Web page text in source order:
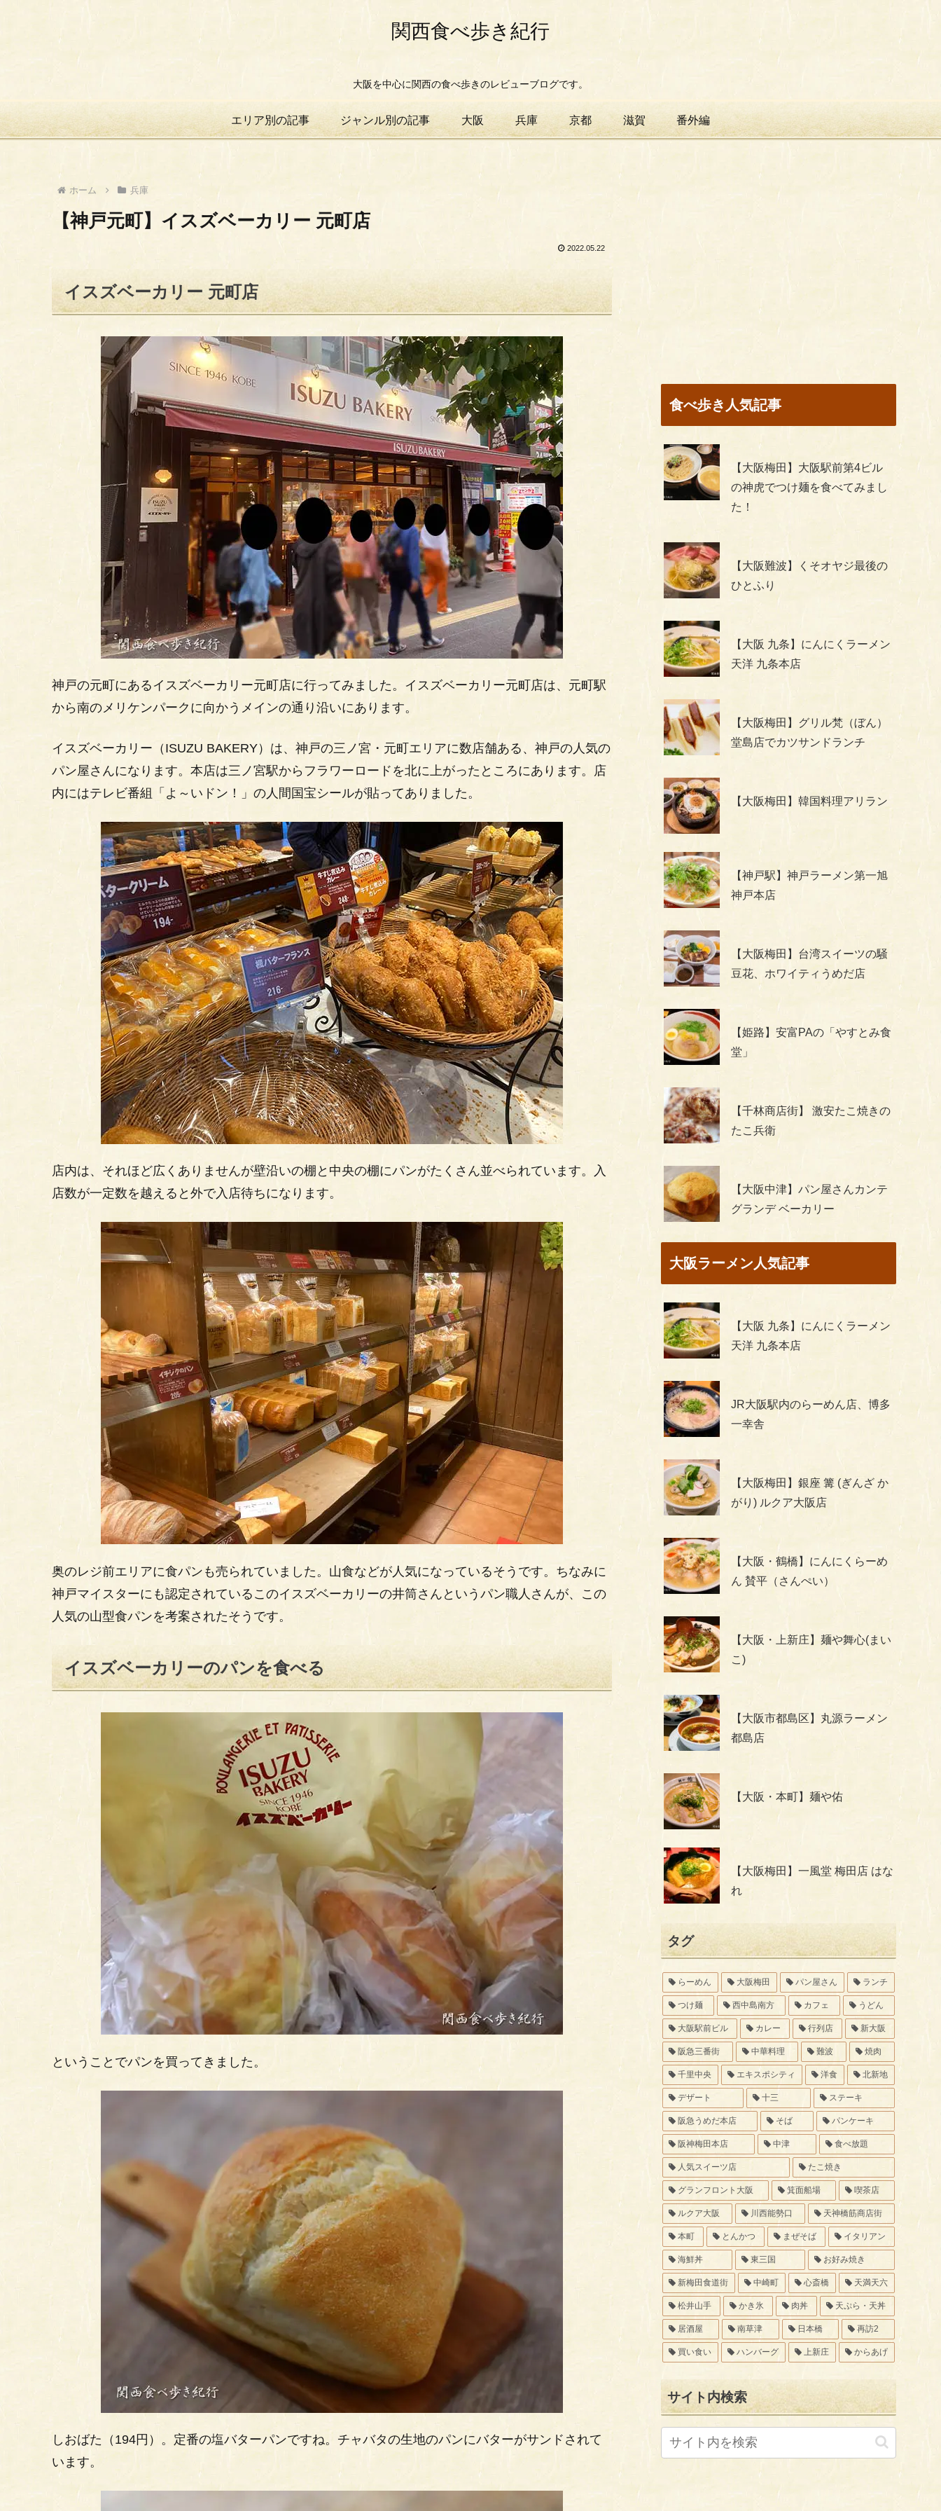
関西食べ歩き紀行
大阪を中心に関西の食べ歩きのレビューブログです。
エリア別の記事 ジャンル別の記事 大阪 兵庫 京都 滋賀 番外編
ホーム 兵庫
【神戸元町】イスズベーカリー 元町店
2022.05.22
イスズベーカリー 元町店
神戸の元町にあるイスズベーカリー元町店に行ってみました。イスズベーカリー元町店は、元町駅
から南のメリケンパークに向かうメインの通り沿いにあります。
イスズベーカリー（ISUZU BAKERY）は、神戸の三ノ宮・元町エリアに数店舗ある、神戸の人気の
パン屋さんになります。本店は三ノ宮駅からフラワーロードを北に上がったところにあります。店
内にはテレビ番組「よ～いドン！」の人間国宝シールが貼ってありました。
店内は、それほど広くありませんが壁沿いの棚と中央の棚にパンがたくさん並べられています。入
店数が一定数を越えると外で入店待ちになります。
奥のレジ前エリアに食パンも売られていました。山食などが人気になっているそうです。ちなみに
神戸マイスターにも認定されているこのイスズベーカリーの井筒さんというパン職人さんが、この
人気の山型食パンを考案されたそうです。
イスズベーカリーのパンを食べる
ということでパンを買ってきました。
しおばた（194円）。定番の塩バターパンですね。チャバタの生地のパンにバターがサンドされて
います。
食べ歩き人気記事
【大阪梅田】大阪駅前第4ビル
の神虎でつけ麺を食べてみまし
た！
【大阪難波】くそオヤジ最後の
ひとふり
【大阪 九条】にんにくラーメン
天洋 九条本店
【大阪梅田】グリル梵（ぼん）
堂島店でカツサンドランチ
【大阪梅田】韓国料理アリラン
【神戸駅】神戸ラーメン第一旭
神戸本店
【大阪梅田】台湾スイーツの騒
豆花、ホワイティうめだ店
【姫路】安富PAの「やすとみ食
堂」
【千林商店街】 激安たこ焼きの
たこ兵衛
【大阪中津】パン屋さんカンテ
グランデ ベーカリー
大阪ラーメン人気記事
【大阪 九条】にんにくラーメン
天洋 九条本店
JR大阪駅内のらーめん店、博多
一幸舎
【大阪梅田】銀座 篝 (ぎんざ か
がり) ルクア大阪店
【大阪・鶴橋】にんにくらーめ
ん 賛平（さんぺい）
【大阪・上新庄】麺や舞心(まい
こ)
【大阪市都島区】丸源ラーメン
都島店
【大阪・本町】麺や佑
【大阪梅田】一風堂 梅田店 はな
れ
タグ
らーめん 大阪梅田 パン屋さん ランチ
つけ麺 西中島南方 カフェ うどん
大阪駅前ビル カレー 行列店 新大阪
阪急三番街 中華料理 難波 焼肉
千里中央 エキスポシティ 洋食 北新地
デザート 十三 ステーキ
阪急うめだ本店 そば パンケーキ
阪神梅田本店 中津 食べ放題
人気スイーツ店 たこ焼き
グランフロント大阪 箕面船場 喫茶店
ルクア大阪 川西能勢口 天神橋筋商店街
本町 とんかつ まぜそば イタリアン
海鮮丼 東三国 お好み焼き
新梅田食道街 中崎町 心斎橋 天満天六
松井山手 かき氷 肉丼 天ぷら・天丼
居酒屋 南草津 日本橋 再訪2
買い食い ハンバーグ 上新庄 からあげ
サイト内検索